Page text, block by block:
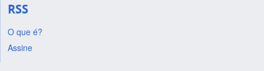
RSS
O que é?
Assine